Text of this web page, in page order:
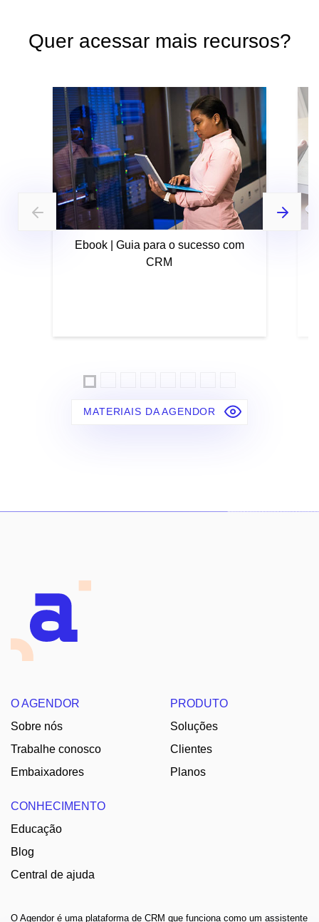
Quer acessar mais recursos?
Ebook | Guia para o sucesso com
CRM
MATERIAIS DA AGENDOR
O AGENDOR
Sobre nós
Trabalhe conosco
Embaixadores
PRODUTO
Soluções
Clientes
Planos
CONHECIMENTO
Educação
Blog
Central de ajuda
O Agendor é uma plataforma de CRM que funciona como um assistente